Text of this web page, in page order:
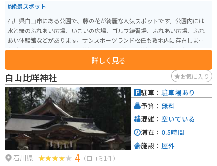
#絶景スポット
石川県白山市にある公園で、藤の花が綺麗な人気スポットです。公園内には
水と緑のふれあい広場、いこいの広場、ゴルフ練習場、ふれあい広場、ふれ
あい体験館などがあります。サンスポーツランド松任も敷地内に存在します。
名所は、全長310メートルの藤棚で、これは静岡県藤枝市の「藤を育てる会」
の協力・指導によって整備されたものです。5月初旬から咲き始め、5月上旬
が見頃であり、藤の花の濃厚な香りが楽しめます。 水と緑の広場には大池や
水車小屋が設置され、いこいの広場からは白山連峰や加賀平野を一望できま
す。さらに、築山からは長さ60メートルのローラー滑り台を楽しむことが可
能です。藤の季節には多くの方が訪れますが、広い公園ですのであまり混雑
しません。駐車場（360台収容）、遊具、トイレなどが整備されています。
詳しく見る
白山比咩神社 お気に入り
石川県 4 （口コミ1件）
駐車： 駐車場あり
予算： 無料
混雑： 空いている
滞在： 0.5時間
施設： 屋外